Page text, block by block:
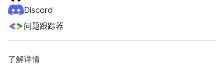
Discord
问题跟踪器
了解详情